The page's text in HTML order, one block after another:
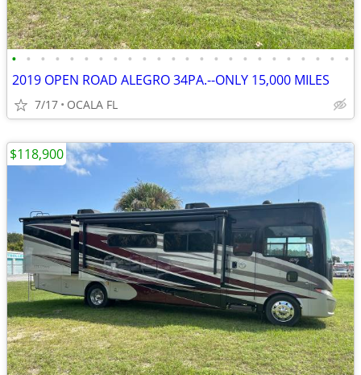
• • • • • • • • • • • • • • • • • • • • • • • •
2019 OPEN ROAD ALEGRO 34PA.--ONLY 15,000 MILES
7/17 OCALA FL
$118,900